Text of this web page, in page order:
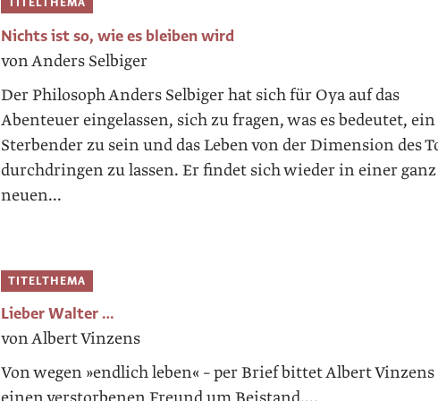
Nichts ist so, wie es bleiben wird
von Anders Selbiger
Der Philosoph Anders Selbiger hat sich für Oya auf das
Abenteuer eingelassen, sich zu fragen, was es bedeutet, ein
Sterbender zu sein und das Leben von der ­Dimension des
durchdringen zu lassen. Er findet sich wieder in einer ganz
neuen...
TITELTHEMA
Lieber Walter …
von Albert Vinzens
Von wegen »endlich leben« – per Brief bittet Albert ­Vinzens